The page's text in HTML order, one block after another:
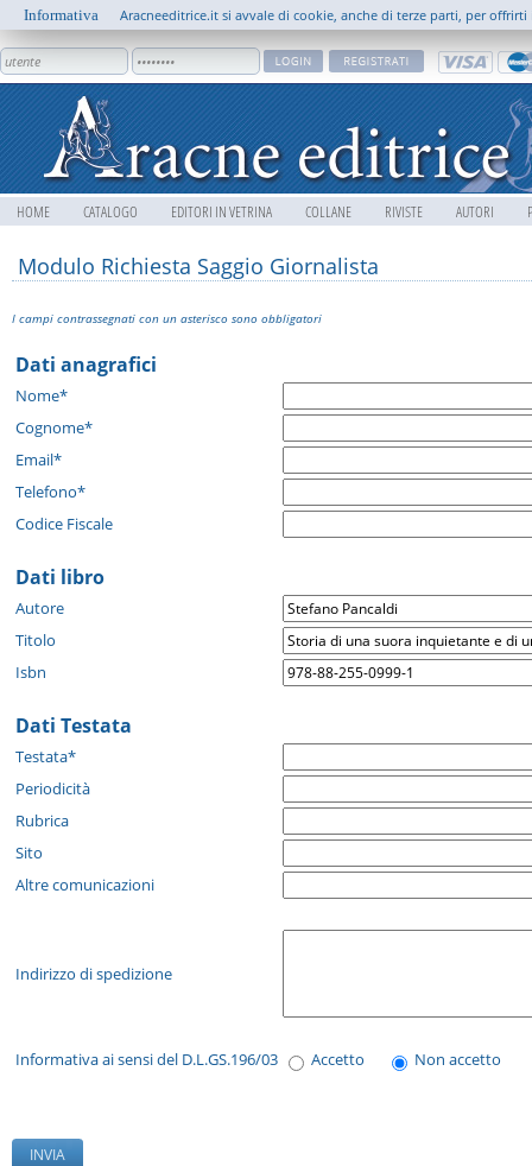
HOME CATALOGO EDITORI IN VETRINA COLLANE RIVISTE AUTORI
Modulo Richiesta Saggio Giornalista
I campi contrassegnati con un asterisco sono obbligatori
Dati anagrafici
Nome*
Cognome*
Email*
Telefono*
Codice Fiscale
Dati libro
Autore
Titolo
Isbn
Dati Testata
Testata*
Periodicità
Rubrica
Sito
Altre comunicazioni
Indirizzo di spedizione
Informativa ai sensi del D.L.GS.196/03 Accetto Non accetto
Informativa Aracneeditrice.it si avvale di cookie, anche di terze parti, per